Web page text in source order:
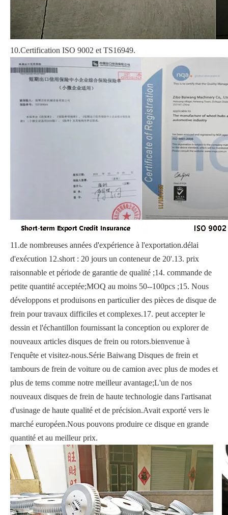
10.Certification ISO 9002 et TS16949.
11.de nombreuses années d'expérience à l'exportation.délai
d'exécution 12.short : 20 jours un conteneur de 20'.13. prix
raisonnable et période de garantie de qualité ;14. commande de
petite quantité acceptée;MOQ au moins 50--100pcs ;15. Nous
développons et produisons en particulier des pièces de disque de
frein pour travaux difficiles et complexes.17. peut accepter le
dessin et l'échantillon fournissant la conception ou explorer de
nouveaux articles disques de frein ou rotors.bienvenue à
l'enquête et visitez-nous.Série Baiwang Disques de frein et
tambours de frein de voiture ou de camion avec plus de modes et
plus de tems comme notre meilleur avantage;L'un de nos
nouveaux disques de frein de haute technologie dans l'artisanat
d'usinage de haute qualité et de précision.Avait exporté vers le
marché européen.Nous pouvons produire ce disque en grande
quantité et au meilleur prix.